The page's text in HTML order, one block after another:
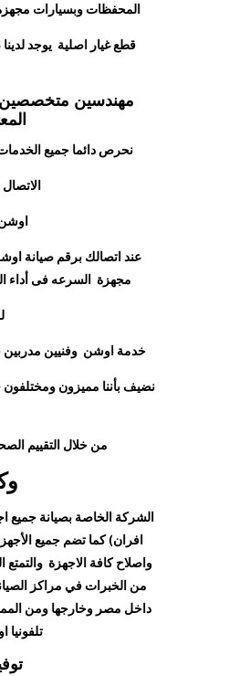
المحفظات وبسيارات
قطع غيار اصلية يوجد
مهندسين متخصصين
نحرص دائما جميع
عند اتصالك برقم صيانة
مجهزة السرعه فى أداء
خدمة اوشن وفنيين مدربين
نضيف بأننا مميزون
من خلال التقييم
الشركة الخاصة بصيانة جميع
افران) كما تضم ​​جميع
واصلاح كافة الاجهزة
من الخبرات في مراكز
داخل مصر وخارجها ومن
تلفونيا